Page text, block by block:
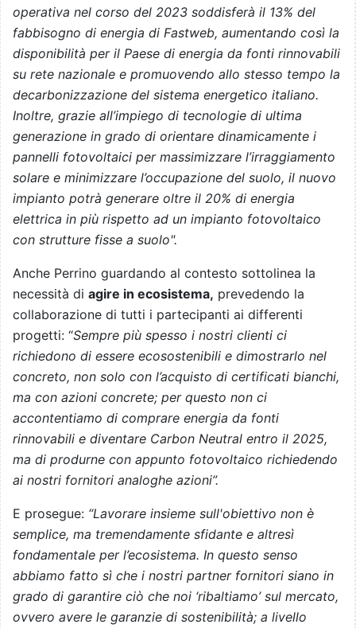
operativa nel corso del 2023 soddisferà il 13% del
fabbisogno di energia di Fastweb, aumentando così la
disponibilità per il Paese di energia da fonti rinnovabili
su rete nazionale e promuovendo allo stesso tempo la
decarbonizzazione del sistema energetico italiano.
Inoltre, grazie all’impiego di tecnologie di ultima
generazione in grado di orientare dinamicamente i
pannelli fotovoltaici per massimizzare l’irraggiamento
solare e minimizzare l’occupazione del suolo, il nuovo
impianto potrà generare oltre il 20% di energia
elettrica in più rispetto ad un impianto fotovoltaico
con strutture fisse a suolo".
Anche Perrino guardando al contesto sottolinea la
necessità di agire in ecosistema, prevedendo la
collaborazione di tutti i partecipanti ai differenti
progetti: “Sempre più spesso i nostri clienti ci
richiedono di essere ecosostenibili e dimostrarlo nel
concreto, non solo con l’acquisto di certificati bianchi,
ma con azioni concrete; per questo non ci
accontentiamo di comprare energia da fonti
rinnovabili e diventare Carbon Neutral entro il 2025,
ma di produrne con appunto fotovoltaico richiedendo
ai nostri fornitori analoghe azioni”.
E prosegue: “Lavorare insieme sull'obiettivo non è
semplice, ma tremendamente sfidante e altresì
fondamentale per l’ecosistema. In questo senso
abbiamo fatto sì che i nostri partner fornitori siano in
grado di garantire ciò che noi ‘ribaltiamo’ sul mercato,
ovvero avere le garanzie di sostenibilità; a livello